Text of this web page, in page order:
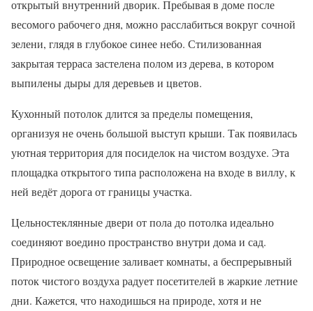
открытый внутренний дворик. Пребывая в доме после
весомого рабочего дня, можно расслабиться вокруг сочной
зелени, глядя в глубокое синее небо. Стилизованная
закрытая терраса застелена полом из дерева, в котором
выпилены дыры для деревьев и цветов.
Кухонный потолок длится за пределы помещения,
организуя не очень большой выступ крыши. Так появилась
уютная территория для посиделок на чистом воздухе. Эта
площадка открытого типа расположена на входе в виллу, к
ней ведёт дорога от границы участка.
Цельностеклянные двери от пола до потолка идеально
соединяют воедино пространство внутри дома и сад.
Природное освещение заливает комнаты, а беспрерывный
поток чистого воздуха радует посетителей в жаркие летние
дни. Кажется, что находишься на природе, хотя и не